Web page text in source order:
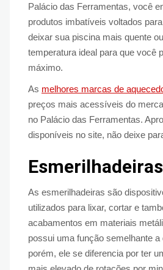
Palácio das Ferramentas, você
produtos imbatíveis voltados
deixar sua piscina mais quente
temperatura ideal para que você
máximo.
As melhores marcas de
preços mais acessíveis do
no Palácio das Ferramentas.
disponíveis no site, não deixe
Esmerilhadeiras
As esmerilhadeiras são
utilizados para lixar, cortar e
acabamentos em materiais
possui uma função semelhante a
porém, ele se diferencia por ter